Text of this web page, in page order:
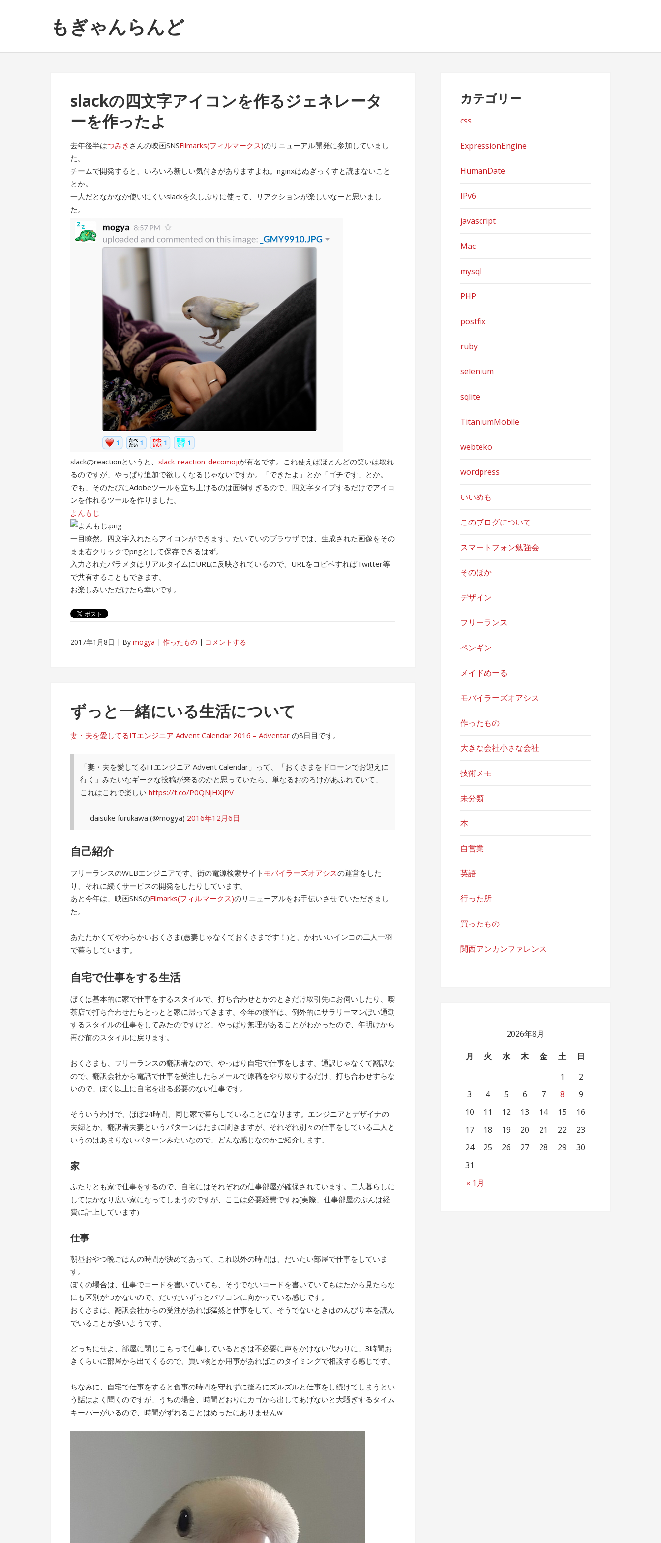
ビ
ゲ
ン
テ
もぎゃんらんど
slackの四文字アイコンを作るジェネレータ
ーを作ったよ
去年後半はつみき さんの映画SNSFilmarks(フィルマークス)のリニューアル開発に参加していまし
た。
チームで開発すると、いろいろ新しい気付きがありますよね。nginxはぬぎっくすと読まないこと
とか。
一人だとなかなか使いにくいslackを久しぶりに使って、リアクションが楽しいなーと思いまし
た。
slackのreactionというと、 slack-reaction-decomojiが有名です。これ使えばほとんどの笑いは取れ
るのですが、やっぱり追加で欲しくなるじゃないですか。「できたよ」とか「ゴチです」とか。
でも、そのたびにAdobeツールを立ち上げるのは面倒すぎるので、四文字タイプするだけでアイコ
ンを作れるツールを作りました。
よんもじ
一目瞭然。四文字入れたらアイコンができます。たいていのブラウザでは、生成された画像をその
まま右クリックでpngとして保存できるはず。
入力されたパラメタはリアルタイムにURLに反映されているので、URLをコピペすればTwitter等
で共有することもできます。
お楽しみいただけたら幸いです。
2017年1月8日 By mogya 作ったもの コメントする
ずっと一緒にいる生活について
妻・夫を愛してるITエンジニア Advent Calendar 2016 – Adventar の8日目です。
「妻・夫を愛してるITエンジニア Advent Calendar」って、「おくさまをドローンでお迎えに
行く」みたいなギークな投稿が来るのかと思っていたら、単なるおのろけがあふれていて、
これはこれで楽しい https://t.co/P0QNjHXjPV
— daisuke furukawa (@mogya) 2016年12月6日
自己紹介
フリーランスのWEBエンジニアです。街の電源検索サイト モバイラーズオアシスの運営をした
り、それに続くサービスの開発をしたりしています。
あと今年は、映画SNSのFilmarks(フィルマークス)のリニューアルをお手伝いさせていただきまし
た。
あたたかくてやわらかいおくさま(愚妻じゃなくておくさまです！)と、かわいいインコの二人一羽
で暮らしています。
自宅で仕事をする生活
ぼくは基本的に家で仕事をするスタイルで、打ち合わせとかのときだけ取引先にお伺いしたり、喫
茶店で打ち合わせたらとっとと家に帰ってきます。今年の後半は、例外的にサラリーマンぽい通勤
するスタイルの仕事をしてみたのですけど、やっぱり無理があることがわかったので、年明けから
再び前のスタイルに戻ります。
おくさまも、フリーランスの翻訳者なので、やっぱり自宅で仕事をします。通訳じゃなくて翻訳な
ので、翻訳会社から電話で仕事を受注したらメールで原稿をやり取りするだけ、打ち合わせすらな
いので、ぼく以上に自宅を出る必要のない仕事です。
そういうわけで、ほぼ24時間、同じ家で暮らしていることになります。エンジニアとデザイナの
夫婦とか、翻訳者夫妻というパターンはたまに聞きますが、それぞれ別々の仕事をしている二人と
いうのはあまりないパターンみたいなので、どんな感じなのかご紹介します。
家
ふたりとも家で仕事をするので、自宅にはそれぞれの仕事部屋が確保されています。二人暮らしに
してはかなり広い家になってしまうのですが、ここは必要経費ですね(実際、仕事部屋のぶんは経
費に計上しています)
仕事
朝昼おやつ晩ごはんの時間が決めてあって、これ以外の時間は、だいたい部屋で仕事をしていま
す。
ぼくの場合は、仕事でコードを書いていても、そうでないコードを書いていてもはたから見たらな
にも区別がつかないので、だいたいずっとパソコンに向かっている感じです。
おくさまは、翻訳会社からの受注があれば猛然と仕事をして、そうでないときはのんびり本を読ん
でいることが多いようです。
どっちにせよ、部屋に閉じこもって仕事しているときは不必要に声をかけない代わりに、3時間お
きくらいに部屋から出てくるので、買い物とか用事があればこのタイミングで相談する感じです。
ちなみに、自宅で仕事をすると食事の時間を守れずに後ろにズルズルと仕事をし続けてしまうとい
う話はよく聞くのですが、うちの場合、時間どおりにカゴから出してあげないと大騒ぎするタイム
キーパーがいるので、時間がずれることはめったにありませんw
カテゴリー
css
ExpressionEngine
HumanDate
IPv6
javascript
Mac
mysql
PHP
postfix
ruby
selenium
sqlite
TitaniumMobile
webteko
wordpress
いいめも
このブログについて
スマートフォン勉強会
そのほか
デザイン
フリーランス
ペンギン
メイドめーる
モバイラーズオアシス
作ったもの
大きな会社小さな会社
技術メモ
未分類
本
自営業
英語
行った所
買ったもの
関西アンカンファレンス
2026年8月
月 火 水 木 金 土 日
« 1月
1
2
3
4 5 6 7 8
9
10
11 12 13 14 15
16
17
18 19 20 21 22
23
24
25 26 27 28 29
30
31